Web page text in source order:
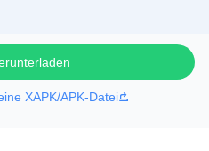
XAPK/APK-Datei